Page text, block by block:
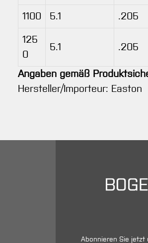
1100 5.1 .205
125
0
5.1 .205
Angaben gemäß
Hersteller/Importeur: Easton
Abonnieren Sie jetzt